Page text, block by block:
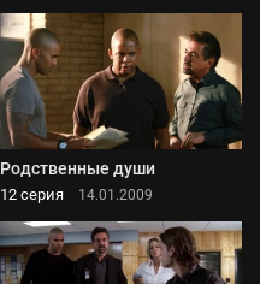
Родственные души
12 серия 14.01.2009